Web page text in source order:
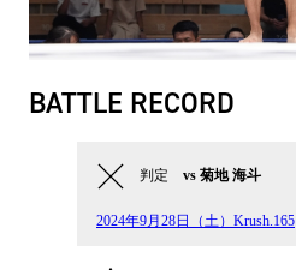
BATTLE RECORD
判定 vs 菊地 海斗
2024年9月28日（土）Krush.165